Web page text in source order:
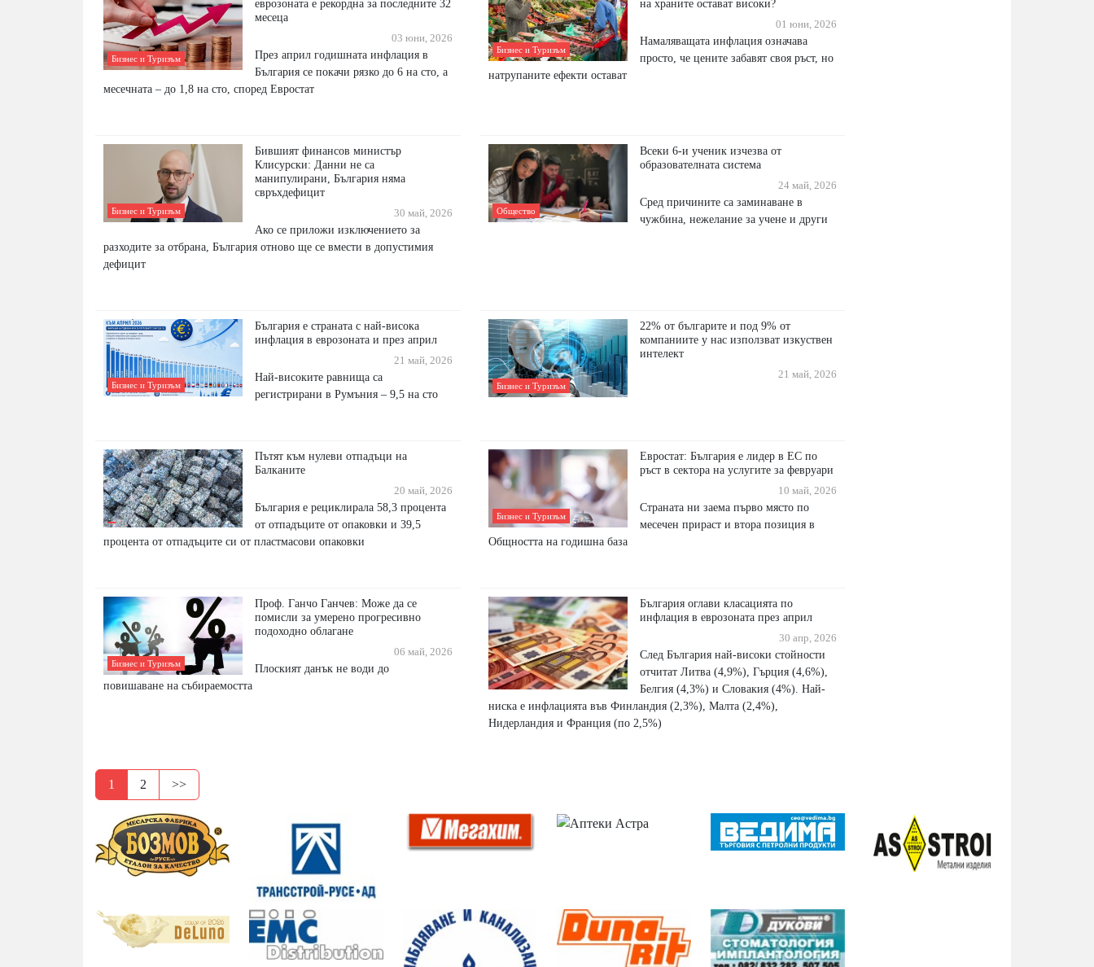
Бизнес и Туризъм
еврозоната е рекордна за последните 32
месеца
03 юни, 2026
През април годишната инфлация в
България се покачи рязко до 6 на сто, а
месечната – до 1,8 на сто, според Евростат
Бизнес и Туризъм
на храните остават високи?
01 юни, 2026
Намаляващата инфлация означава
просто, че цените забавят своя ръст, но
натрупаните ефекти остават
Бизнес и Туризъм
Бившият финансов министър
Клисурски: Данни не са
манипулирани, България няма
свръхдефицит
30 май, 2026
Ако се приложи изключението за
разходите за отбрана, България отново ще се вмести в допустимия
дефицит
Общество
Всеки 6-и ученик изчезва от
образователната система
24 май, 2026
Сред причините са заминаване в
чужбина, нежелание за учене и други
Бизнес и Туризъм
България е страната с най-висока
инфлация в еврозоната и през април
21 май, 2026
Най-високите равнища са
регистрирани в Румъния – 9,5 на сто
Бизнес и Туризъм
22% от българите и под 9% от
компаниите у нас използват изкуствен
интелект
21 май, 2026
Пътят към нулеви отпадъци на
Балканите
20 май, 2026
България е рециклирала 58,3 процента
от отпадъците от опаковки и 39,5
процента от отпадъците си от пластмасови опаковки
Бизнес и Туризъм
Евростат: България е лидер в ЕС по
ръст в сектора на услугите за февруари
10 май, 2026
Страната ни заема първо място по
месечен прираст и втора позиция в
Общността на годишна база
Бизнес и Туризъм
Проф. Ганчо Ганчев: Може да се
помисли за умерено прогресивно
подоходно облагане
06 май, 2026
Плоският данък не води до
повишаване на събираемостта
България оглави класацията по
инфлация в еврозоната през април
30 апр, 2026
След България най-високи стойности
отчитат Литва (4,9%), Гърция (4,6%),
Белгия (4,3%) и Словакия (4%). Най-
ниска е инфлацията във Финландия (2,3%), Малта (2,4%),
Нидерландия и Франция (по 2,5%)
1 2 >>